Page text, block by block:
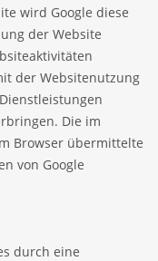
wird Google diese
der Website
der Websitenutzung
Die im
Browser übermittelte
von Google
durch eine